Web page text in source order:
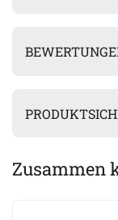
Zusammen